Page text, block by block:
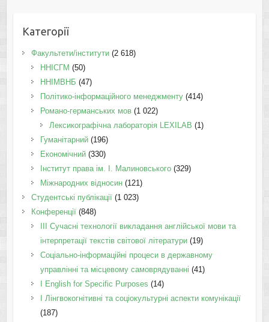
Категорії
Факультети/інститути(2 618)
ННІСГМ (50)
ННІМВНБ (47)
Політико-інформаційного менеджменту(414)
Романо-германських мов(1 022)
Лексикографічна лабораторія LEXILAB (1)
Гуманітарний(196)
Економічний(330)
Інститут права ім. І. Малиновського(329)
Міжнародних відносин(121)
Студентські публікації(1 023)
Конференції(848)
III Сучасні технології викладання англійської мови та
інтерпретації текстів світової літератури(19)
Соціально-інформаційні процеси в державному
управлінні та місцевому самоврядуванні (41)
І English for Specific Purposes (14)
I Лінгвокогнітивні та соціокультурні аспекти комунікації
(187)